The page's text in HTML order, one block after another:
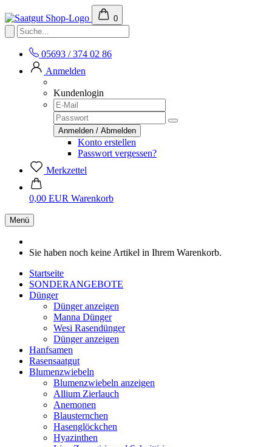
0
05693 / 374 02 86
Anmelden
Kundenlogin
Konto erstellen
Passwort vergessen?
Merkzettel
0,00 EUR Warenkorb
Menü
Sie haben noch keine Artikel in Ihrem Warenkorb.
Startseite
SONDERANGEBOTE
Dünger
Dünger anzeigen
Manna Dünger
Wesi Rasendünger
Dünger anzeigen
Hanfsamen
Rasensaatgut
Blumenzwiebeln
Blumenzwiebeln anzeigen
Allium Zierlauch
Anemonen
Blausternchen
Hasenglöckchen
Hyazinthen